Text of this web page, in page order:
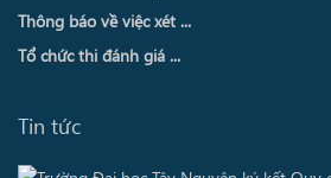
Thông báo về việc xét ...
Tổ chức thi đánh giá ...
Tin tức